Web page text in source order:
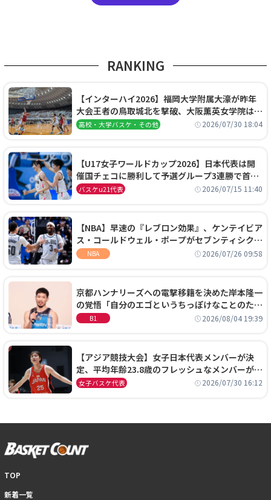
RANKING
【インターハイ2026】福岡大学附属大濠が昨年
大会王者の鳥取城北を撃破、大阪薫英女学院は岐
阜女子に完勝、大会3日目試合結果
高校・大学バスケ・その他 2026/07/30 18:04
【U17女子ワールドカップ2026】日本代表は開
催国チェコに勝利して予選グループ3連勝で首位
通過！準々決勝の相手はエジプトに決定
バスケu21代表 2026/07/15 11:40
【NBA】早速の『レブロン効果』、ケンテイビア
ス・コールドウェル・ポープがセブンティシクサ
ーズに1年契約で加入
NBA 2026/07/26 09:58
京都ハンナリーズへの電撃移籍を決めた岸本隆一
の覚悟「自分のエゴというちっぽけなことのため
に、京都に来たわけではない」
B1 2026/08/04 19:39
【アジア競技大会】女子日本代表メンバーが決
定、平均年齢23.8歳のフレッシュなメンバーが日
本開催の大舞台で頂点を狙う
女子バスケ代表 2026/07/30 16:12
TOP
新着一覧